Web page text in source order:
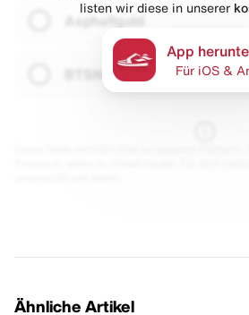
Asphaltgold
listen wir diese in unserer
App
Für iOS &
Ähnliche Artikel